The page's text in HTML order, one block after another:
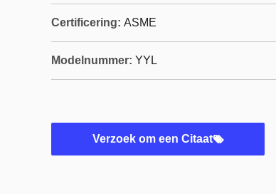
Certificering: ASME
Modelnummer: YYL
Verzoek om een Citaat